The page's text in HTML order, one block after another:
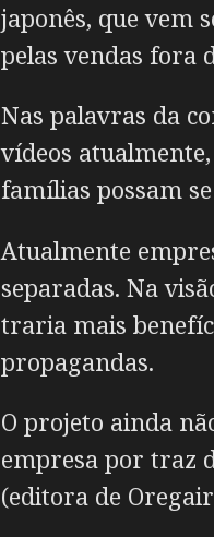
japonês, que vem
pelas vendas fora
Nas palavras da
vídeos
famílias possam
Atualmente
separadas. Na
traria mais
propagandas.
O projeto ainda
empresa por traz
(editora de